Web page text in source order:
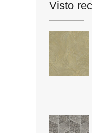
Visto